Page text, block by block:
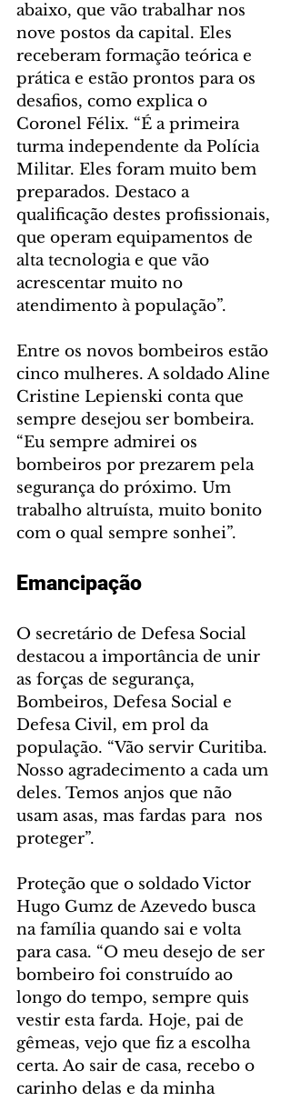
abaixo, que vão trabalhar nos
nove postos da capital. Eles
receberam formação teórica e
prática e estão prontos para os
desafios, como explica o
Coronel Félix. “É a primeira
turma independente da Polícia
Militar. Eles foram muito bem
preparados. Destaco a
qualificação destes profissionais,
que operam equipamentos de
alta tecnologia e que vão
acrescentar muito no
atendimento à população”.
Entre os novos bombeiros estão
cinco mulheres. A soldado Aline
Cristine Lepienski conta que
sempre desejou ser bombeira.
“Eu sempre admirei os
bombeiros por prezarem pela
segurança do próximo. Um
trabalho altruísta, muito bonito
com o qual sempre sonhei”.
Emancipação
O secretário de Defesa Social
destacou a importância de unir
as forças de segurança,
Bombeiros, Defesa Social e
Defesa Civil, em prol da
população. “Vão servir Curitiba.
Nosso agradecimento a cada um
deles. Temos anjos que não
usam asas, mas fardas para  nos
proteger”.
Proteção que o soldado Victor
Hugo Gumz de Azevedo busca
na família quando sai e volta
para casa. “O meu desejo de ser
bombeiro foi construído ao
longo do tempo, sempre quis
vestir esta farda. Hoje, pai de
gêmeas, vejo que fiz a escolha
certa. Ao sair de casa, recebo o
carinho delas e da minha